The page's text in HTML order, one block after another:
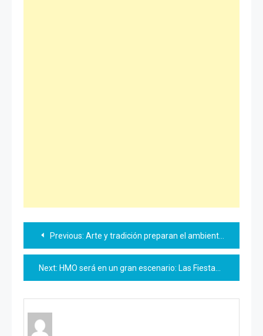
Navegación
de
entradas
Previous: Arte y tradición preparan el ambiente para el Pitic
Next: HMO será en un gran escenario: Las Fiestas del Pitic